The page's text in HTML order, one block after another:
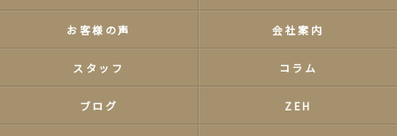
お客様の声 会社案内
スタッフ コラム
ブログ ZEH